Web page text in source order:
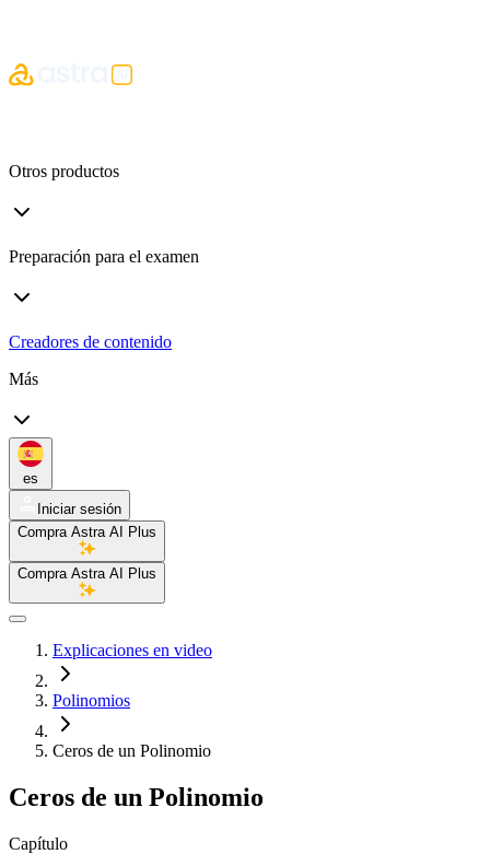
Otros productos
Preparación para el examen
Creadores de contenido
Más
es
Iniciar sesión
Compra Astra AI Plus
Compra Astra AI Plus
Explicaciones en video
Polinomios
Ceros de un Polinomio
Ceros de un Polinomio
Capítulo